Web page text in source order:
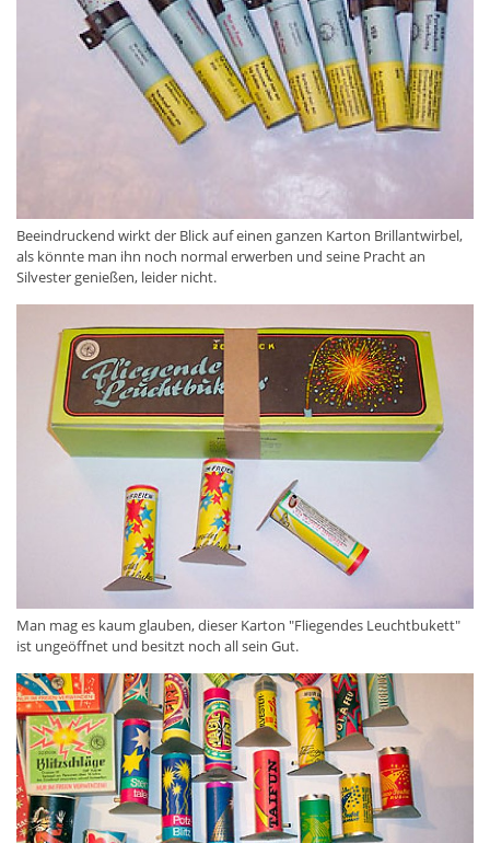
Beeindruckend wirkt der Blick auf einen ganzen Karton Brillantwirbel,
als könnte man ihn noch normal erwerben und seine Pracht an
Silvester genießen, leider nicht.
Man mag es kaum glauben, dieser Karton "Fliegendes Leuchtbukett"
ist ungeöffnet und besitzt noch all sein Gut.